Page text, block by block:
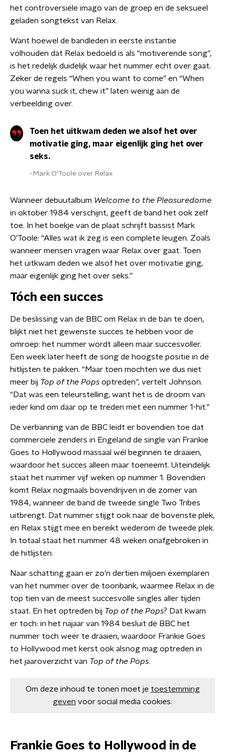
het controversiële imago van de groep en de seksueel
geladen songtekst van Relax.
Want hoewel de bandleden in eerste instantie
volhouden dat Relax bedoeld is als “motiverende song”,
is het redelijk duidelijk waar het nummer echt over gaat.
Zeker de regels “When you want to come” en “When
you wanna suck it, chew it” laten weinig aan de
verbeelding over.
Toen het uitkwam deden we alsof het over
motivatie ging, maar eigenlijk ging het over
seks.
Mark O'Toole over Relax
Wanneer debuutalbum Welcome to the Pleasuredome
in oktober 1984 verschijnt, geeft de band het ook zelf
toe. In het boekje van de plaat schrijft bassist Mark
O’Toole: “Alles wat ik zeg is een complete leugen. Zoals
wanneer mensen vragen waar Relax over gaat. Toen
het uitkwam deden we alsof het over motivatie ging,
maar eigenlijk ging het over seks.”
Tóch een succes
De beslissing van de BBC om Relax in de ban te doen,
blijkt niet het gewenste succes te hebben voor de
omroep: het nummer wordt alleen maar succesvoller.
Een week later heeft de song de hoogste positie in de
hitlijsten te pakken. “Maar toen mochten we dus niet
meer bij Top of the Pops optreden”, vertelt Johnson.
“Dat was een teleurstelling, want het is de droom van
ieder kind om daar op te treden met een nummer 1-hit.”
De verbanning van de BBC leidt er bovendien toe dat
commerciële zenders in Engeland de single van Frankie
Goes to Hollywood massaal wél beginnen te draaien,
waardoor het succes alleen maar toeneemt. Uiteindelijk
staat het nummer vijf weken op nummer 1. Bovendien
komt Relax nogmaals bovendrijven in de zomer van
1984, wanneer de band de tweede single Two Tribes
uitbrengt. Dat nummer stijgt ook naar de bovenste plek,
en Relax stijgt mee en bereikt wederom de tweede plek.
In totaal staat het nummer 48 weken onafgebroken in
de hitlijsten.
Naar schatting gaan er zo’n dertien miljoen exemplaren
van het nummer over de toonbank, waarmee Relax in de
top tien van de meest succesvolle singles aller tijden
staat. En het optreden bij Top of the Pops? Dat kwam
er toch: in het najaar van 1984 besluit de BBC het
nummer toch weer te draaien, waardoor Frankie Goes
to Hollywood met kerst ook alsnog mag optreden in
het jaaroverzicht van Top of the Pops.
Om deze inhoud te tonen moet je toestemming
geven voor social media cookies.
Frankie Goes to Hollywood in de